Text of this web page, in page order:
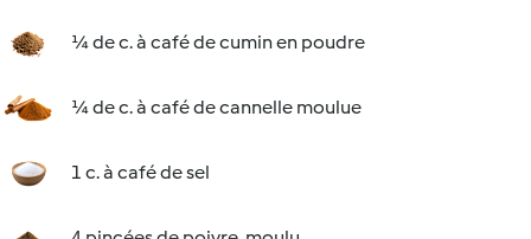
¼ de c. à café de cumin en poudre
¼ de c. à café de cannelle moulue
1 c. à café de sel